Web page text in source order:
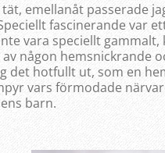
emellanåt passerade
fascinerande var
vara speciellt
någon hemsnickrande
det hotfullt ut, som en
vars förmodade
barn.